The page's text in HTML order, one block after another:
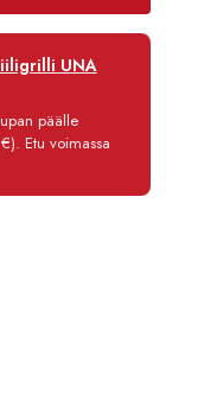
12 kk
3,90 €/kk
2 235,80 €
UNA
päälle
Etu voimassa